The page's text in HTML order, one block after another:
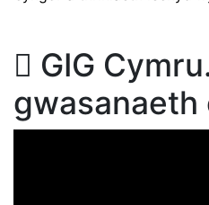
GIG
gwasanaeth